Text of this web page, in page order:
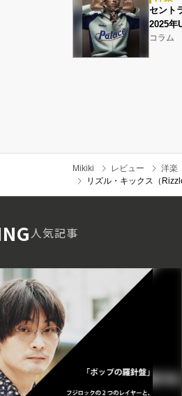
セント
2025年
コラム
Mikiki レビュー 洋楽
リズル・キックス（
人気記事